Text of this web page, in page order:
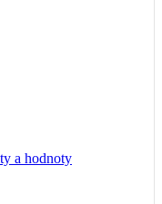
a hodnoty